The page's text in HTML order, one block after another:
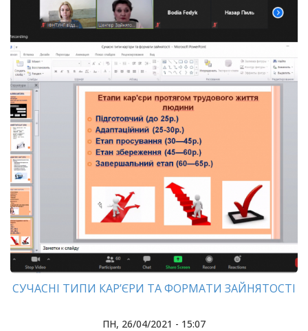
СУЧАСНІ ТИПИ КАР’ЄРИ ТА ФОРМАТИ ЗАЙНЯТОСТІ
ПН, 26/04/2021 - 15:07